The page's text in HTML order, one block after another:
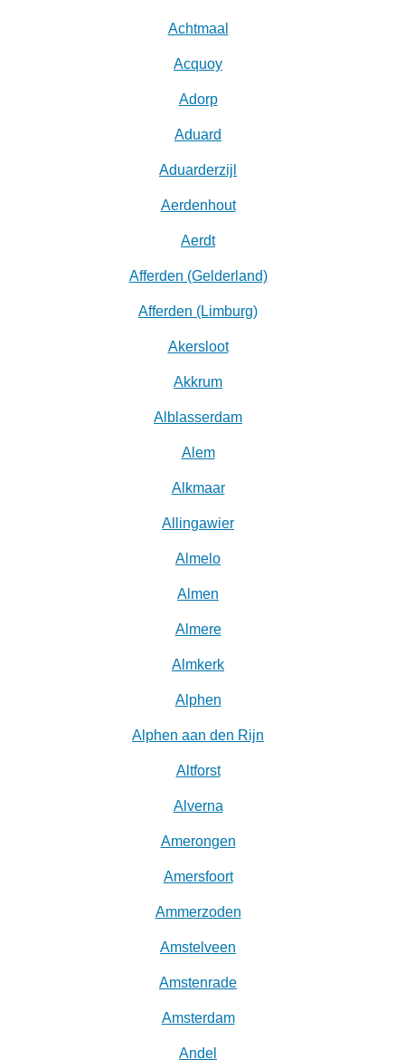
Achtmaal
Acquoy
Adorp
Aduard
Aduarderzijl
Aerdenhout
Aerdt
Afferden (Gelderland)
Afferden (Limburg)
Akersloot
Akkrum
Alblasserdam
Alem
Alkmaar
Allingawier
Almelo
Almen
Almere
Almkerk
Alphen
Alphen aan den Rijn
Altforst
Alverna
Amerongen
Amersfoort
Ammerzoden
Amstelveen
Amstenrade
Amsterdam
Andel